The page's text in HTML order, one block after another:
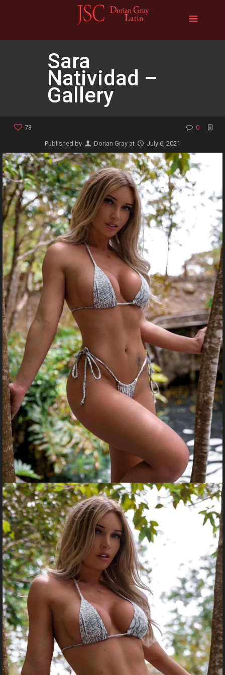
Sara
Natividad –
Gallery
73 0
Published by Dorian Gray at July 6, 2021